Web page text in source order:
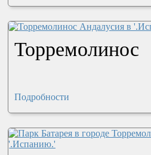
Торремолинос
Подробности